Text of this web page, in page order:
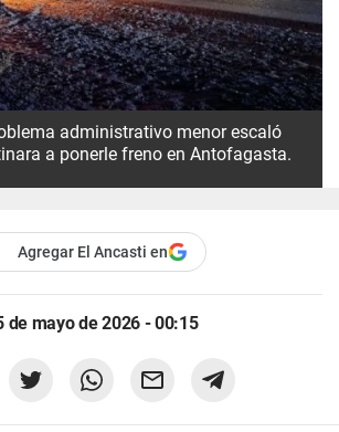
administrativo menor escaló
a ponerle freno en Antofagasta.
Agregar El Ancasti en
de mayo de 2026 - 00:15